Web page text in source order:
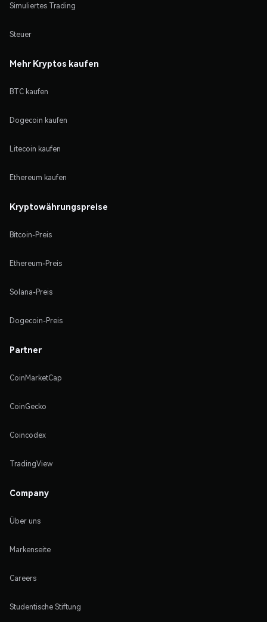
Simuliertes Trading
Steuer
Mehr Kryptos kaufen
BTC kaufen
Dogecoin kaufen
Litecoin kaufen
Ethereum kaufen
Kryptowährungspreise
Bitcoin-Preis
Ethereum-Preis
Solana-Preis
Dogecoin-Preis
Partner
CoinMarketCap
CoinGecko
Coincodex
TradingView
Company
Über uns
Markenseite
Careers
Studentische Stiftung